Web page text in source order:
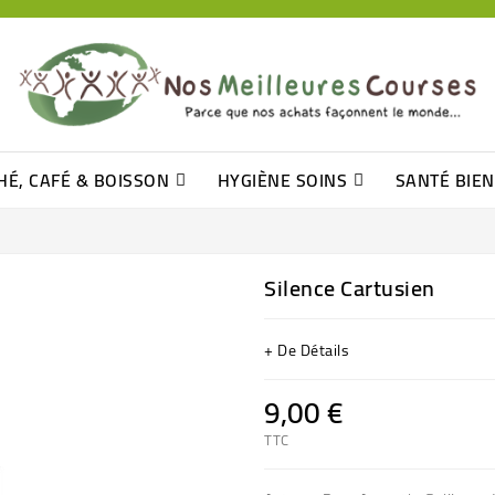
CAFÉ & BOISSON HYGIÈNE SOINS SANTÉ
Silence Cartusien
+ De Détails
9,00 €
TTC